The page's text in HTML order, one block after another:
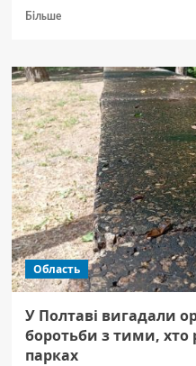
БільшеДокладніше
«Еспресо»
покаже
спецефір
із
саміту
НАТО
в
Гаазі
Область
У Полтаві вигадали
боротьби з тими, хто
парках